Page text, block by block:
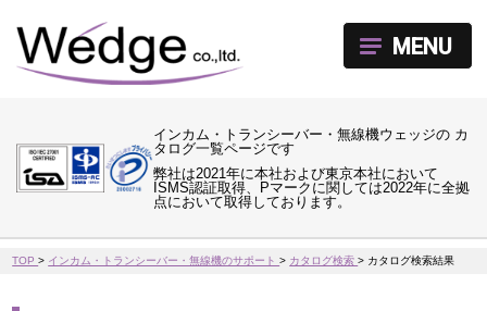
インカム・トランシーバー・無線機ウェッジの カ
タログ一覧ページです
弊社は2021年に本社および東京本社において
ISMS認証取得、Pマークに関しては2022年に全拠
点において取得しております。
MENU
TOP> インカム・トランシーバー・無線機のサポート> カタログ検索> カタログ検索結果